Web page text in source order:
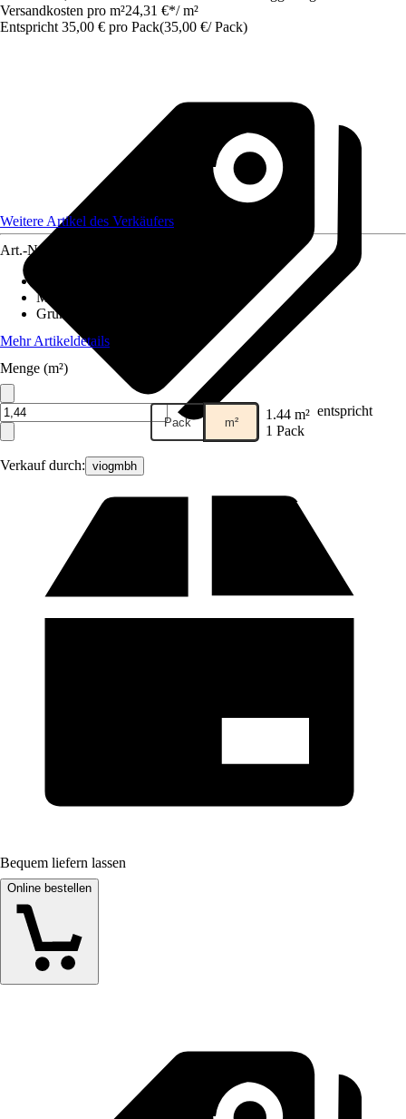
Versandkosten pro m²24,31 €*/ m²
Entspricht 35,00 € pro Pack(35,00 €/ Pack)
Verkauf durch: viogmbh
Weitere Artikel des Verkäufers
Art.-Nr.
Material
Grundfarbe
Mehr Artikeldetails
Menge (m²)
Pack m² 1.44 m² entspricht
1 Pack
Bequem liefern lassen
Online bestellen